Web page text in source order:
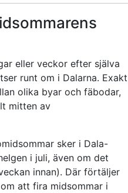
eller veckor efter själva
runt om i Dalarna. Exakt
olika byar och fäbodar,
mitten av
sker i Dala-
i juli, även om det
innan). Där förtäljer
att fira midsommar i